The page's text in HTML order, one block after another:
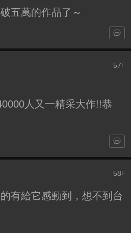
五萬的作品了～
57 F
人又一精采大作!!恭
58 F
有給它感動到，想不到台